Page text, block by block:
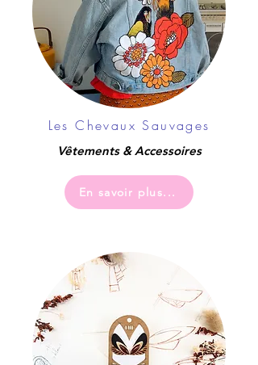
Les Chevaux Sauvages
Vêtements & Accessoires
En savoir plus...